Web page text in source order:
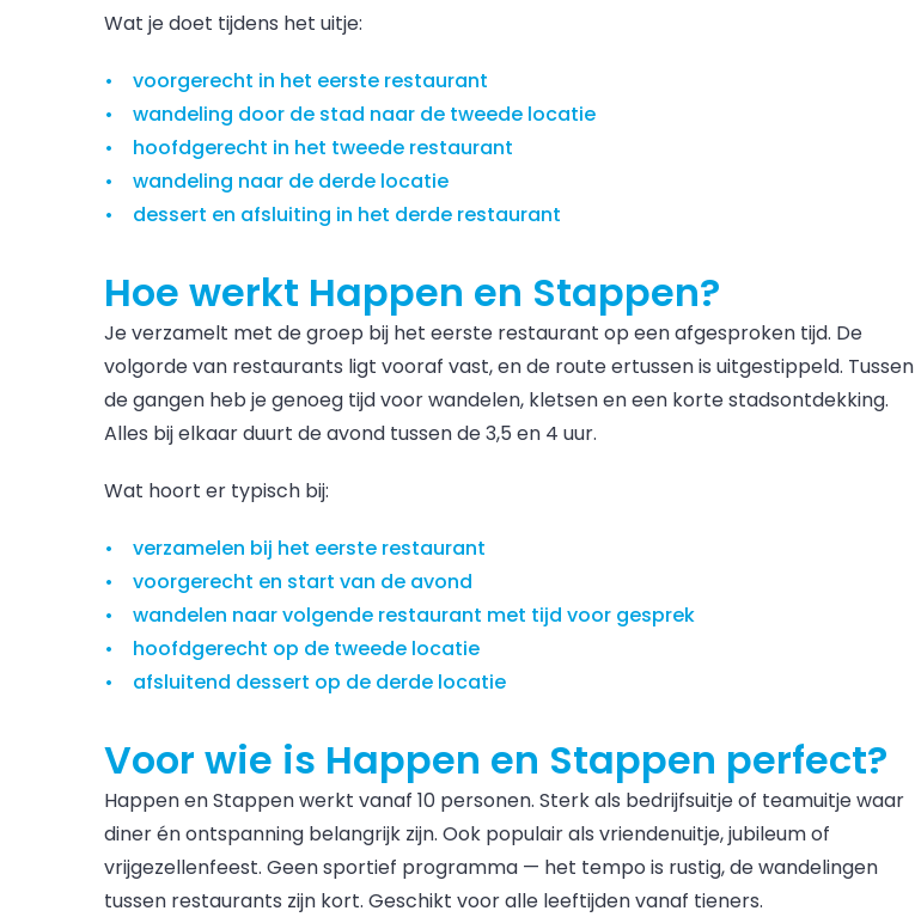
Wat je doet tijdens het uitje:
voorgerecht in het eerste restaurant
wandeling door de stad naar de tweede locatie
hoofdgerecht in het tweede restaurant
wandeling naar de derde locatie
dessert en afsluiting in het derde restaurant
Hoe werkt Happen en Stappen?
Je verzamelt met de groep bij het eerste restaurant op een afgesproken tijd. De
volgorde van restaurants ligt vooraf vast, en de route ertussen is uitgestippeld. Tussen
de gangen heb je genoeg tijd voor wandelen, kletsen en een korte stadsontdekking.
Alles bij elkaar duurt de avond tussen de 3,5 en 4 uur.
Wat hoort er typisch bij:
verzamelen bij het eerste restaurant
voorgerecht en start van de avond
wandelen naar volgende restaurant met tijd voor gesprek
hoofdgerecht op de tweede locatie
afsluitend dessert op de derde locatie
Voor wie is Happen en Stappen perfect?
Happen en Stappen werkt vanaf 10 personen. Sterk als bedrijfsuitje of teamuitje waar
diner én ontspanning belangrijk zijn. Ook populair als vriendenuitje, jubileum of
vrijgezellenfeest. Geen sportief programma — het tempo is rustig, de wandelingen
tussen restaurants zijn kort. Geschikt voor alle leeftijden vanaf tieners.